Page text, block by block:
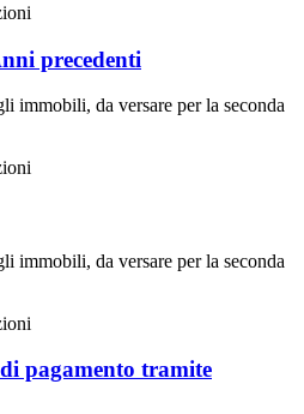
precedenti
immobili, da versare per la seconda
immobili, da versare per la seconda
pagamento tramite